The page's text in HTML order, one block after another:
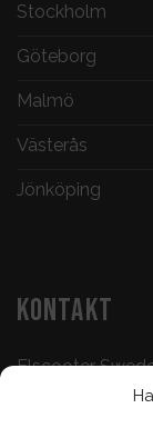
Stockholm
Göteborg
Malmö
Västerås
Jönköping
KONTAKT
Elscooter
Butik &